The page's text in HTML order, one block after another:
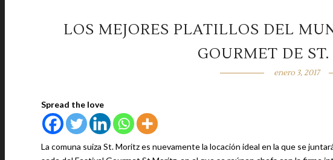
LOS MEJORES PLATILLOS DEL
GOURMET DE
enero 3, 2017
Spread the love
La comuna suiza St. Moritz es nuevamente la locación ideal en la que se